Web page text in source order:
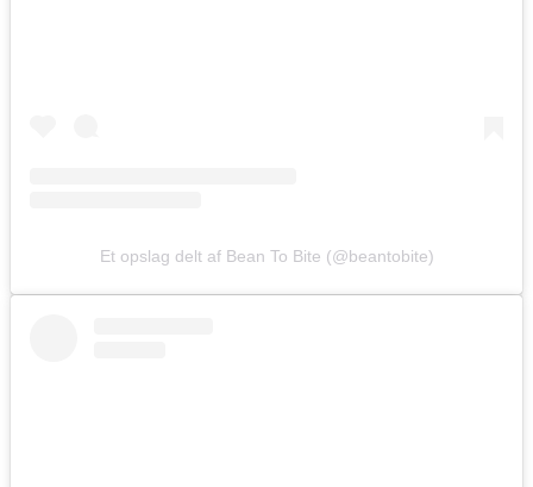
Et opslag delt af Bean To Bite (@beantobite)